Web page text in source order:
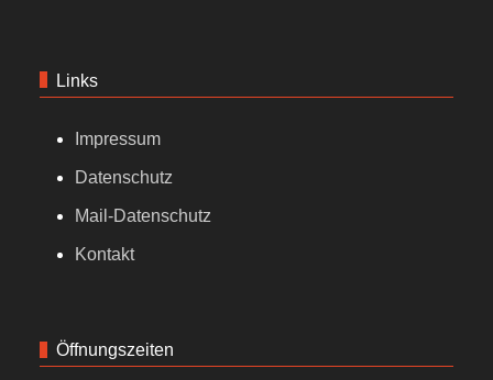
Links
Impressum
Datenschutz
Mail-Datenschutz
Kontakt
Öffnungszeiten